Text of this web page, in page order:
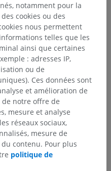
cardiovasculaire
notamment pour la
cookies ou des
nous permettent
telles que les
ainsi que certaines
: adresses IP,
ou de
Ces données sont
et amélioration de
de notre offre de
mesure et analyse
réseaux sociaux,
mesure de
contenu. Pour plus
politique de